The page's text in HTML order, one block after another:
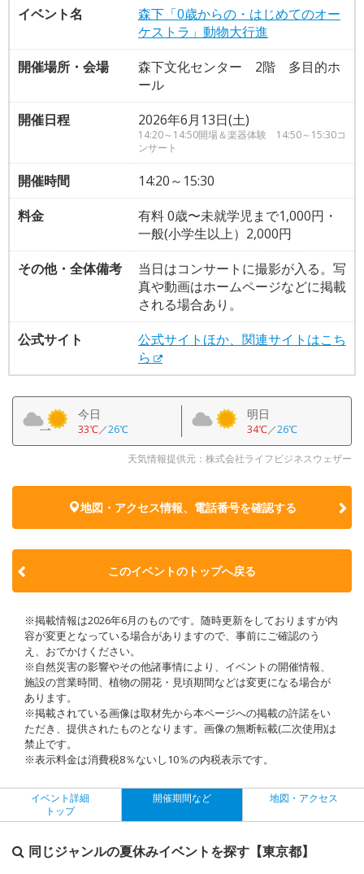
イベント名
森下「0歳からの・はじめてのオー
ケストラ」動物大行進
開催場所・会場
森下文化センター 2階 多目的ホ
ール
開催日程
2026年6月13日(土)
14:20～14:50開場＆楽器体験 14:50～15:30コ
ンサート
開催時間
14:20～15:30
料金
有料 0歳〜未就学児まで1,000円・
一般(小学生以上）2,000円
その他・全体備考
当日はコンサートに撮影が入る。写
真や動画はホームページなどに掲載
される場合あり。
公式サイト
公式サイトほか、関連サイトはこち
ら
今日
33℃／26℃
明日
34℃／26℃
天気情報提供元：株式会社ライフビジネスウェザー
地図・アクセス情報、電話番号を確認する
このイベントのトップへ戻る
※掲載情報は2026年6月のものです。随時更新をしておりますが内
容が変更となっている場合がありますので、事前にご確認のう
え、おでかけください。
※自然災害の影響やその他諸事情により、イベントの開催情報、
施設の営業時間、植物の開花・見頃期間などは変更になる場合が
あります。
※掲載されている画像は取材先から本ページへの掲載の許諾をい
ただき、提供されたものとなります。画像の無断転載(二次使用)は
禁止です。
※表示料金は消費税8％ないし10％の内税表示です。
イベント詳細
トップ
開催期間など 地図・アクセス
同じジャンルの夏休みイベントを探す【東京都】